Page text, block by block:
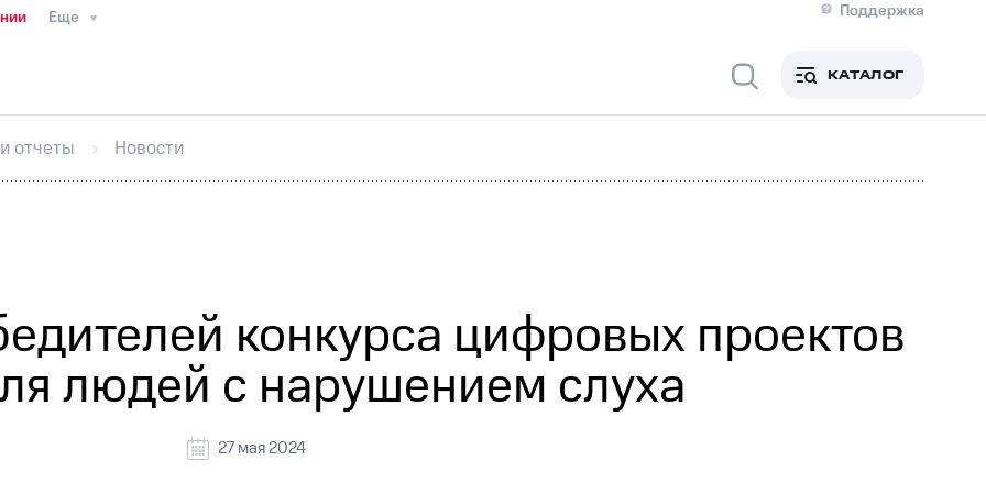
Еще
Поддержка
Медиа-центр
ИнтервьюФинансовая отчетностьКонтактыНовости в регионе
секретарьРаскрытие информации
кабинет акционераАкционерный капиталКонтроль и аудитРынок акций
КАТАЛОГ
отчеты Новости
конкурса цифровых проектов
людей с нарушением слуха
27 мая 2024